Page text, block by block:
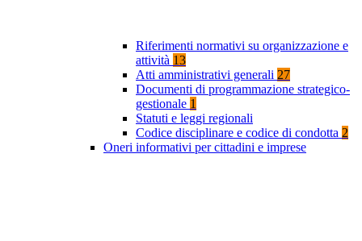
Riferimenti normativi su organizzazione e
attività 13
Atti amministrativi generali 27
Documenti di programmazione strategico-
gestionale 1
Statuti e leggi regionali
Codice disciplinare e codice di condotta 2
Oneri informativi per cittadini e imprese